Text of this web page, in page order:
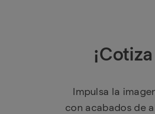
Impulsa la
con acabados de